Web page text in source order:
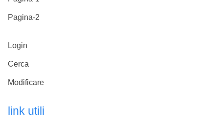
Pagina-2
Login
Cerca
Modificare
link utili